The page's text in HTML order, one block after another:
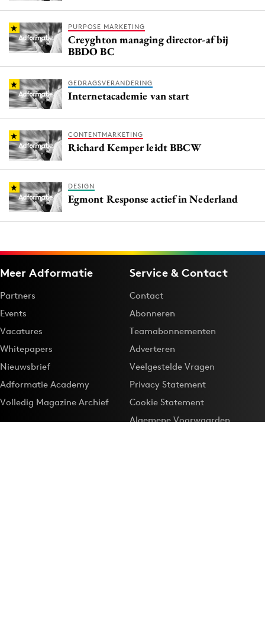
PURPOSE MARKETING
Creyghton managing director-af bij
BBDO BC
GEDRAGSVERANDERING
Internetacademie van start
CONTENTMARKETING
Richard Kemper leidt BBCW
DESIGN
Egmont Response actief in Nederland
Meer Adformatie
Partners
Events
Vacatures
Whitepapers
Nieuwsbrief
Adformatie Academy
Volledig Magazine Archief
Service & Contact
Contact
Abonneren
Teamabonnementen
Adverteren
Veelgestelde Vragen
Privacy Statement
Cookie Statement
Algemene Voorwaarden